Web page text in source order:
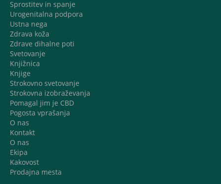
Sprostitev in spanje
Urogenitalna podpora
Ustna nega
Zdrava koža
Zdrave dihalne poti
Svetovanje
Knjižnica
Knjige
Strokovno svetovanje
Strokovna izobraževanja
Pomagal jim je CBD
Pogosta vprašanja
O nas
Kontakt
O nas
Ekipa
Kakovost
Prodajna mesta